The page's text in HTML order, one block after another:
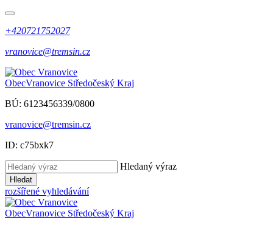
+420721752027
vranovice@tremsin.cz
ObecVranovice Středočeský Kraj
BÚ: 6123456339/0800
vranovice@tremsin.cz
ID: c75bxk7
Hledaný výraz
Hledat
rozšířené vyhledávání
ObecVranovice Středočeský Kraj